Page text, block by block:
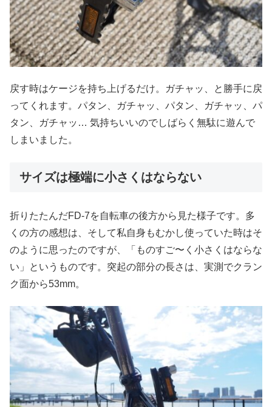
戻す時はケージを持ち上げるだけ。ガチャッ、と勝手に戻
ってくれます。パタン、ガチャッ、パタン、ガチャッ、パ
タン、ガチャッ… 気持ちいいのでしばらく無駄に遊んで
しまいました。
サイズは極端に小さくはならない
折りたたんだFD-7を自転車の後方から見た様子です。多
くの方の感想は、そして私自身もむかし使っていた時はそ
のように思ったのですが、「ものすご〜く小さくはならな
い」というものです。突起の部分の長さは、実測でクラン
ク面から53mm。